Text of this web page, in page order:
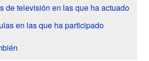
de televisión en las que ha actuado
en las que ha participado